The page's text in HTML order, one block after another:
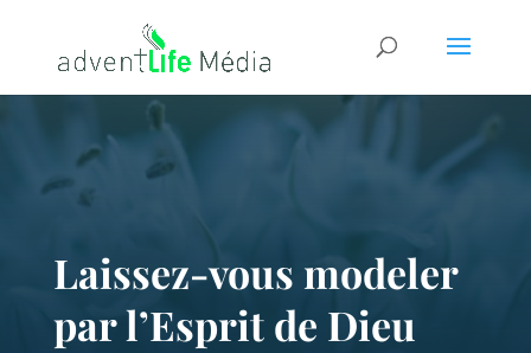
Laissez-vous modeler
par l’Esprit de Dieu